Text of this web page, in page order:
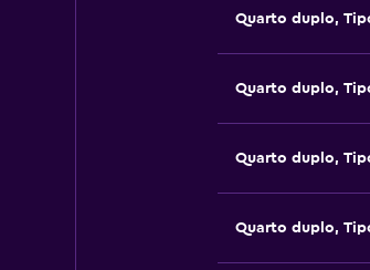
Quarto duplo,
Quarto duplo,
Quarto duplo,
Quarto duplo,